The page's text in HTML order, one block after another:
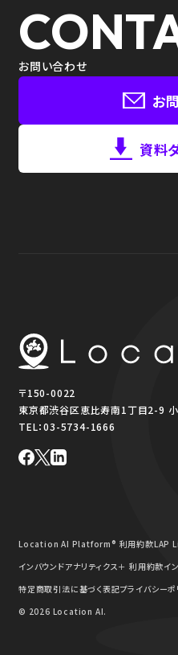
お問い合わせ
お
資料
〒150-0022
東京都渋谷区恵比寿南1丁目2-9
TEL：03-5734-1666
Location AI Platform® 利用約款LAP
インバウンドアナリティクス＋ 利用約款イ
特定商取引法に基づく表記プライバシーポ
© 2026 Location AI.